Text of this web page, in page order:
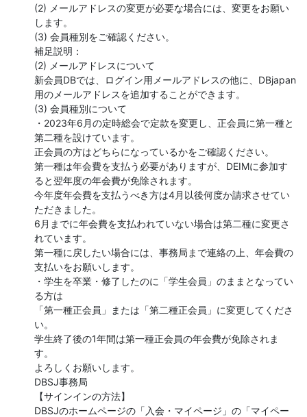
(2) メールアドレスの変更が必要な場合には、変更をお願い
します。
(3) 会員種別をご確認ください。
補足説明：
(2) メールアドレスについて
新会員DBでは、ログイン用メールアドレスの他に、DBjapan
用のメールアドレスを追加することができます。
(3) 会員種別について
・2023年6月の定時総会で定款を変更し、正会員に第一種と
第二種を設けています。
正会員の方はどちらになっているかをご確認ください。
第一種は年会費を支払う必要がありますが、DEIMに参加す
ると翌年度の年会費が免除されます。
今年度年会費を支払うべき方は4月以後何度か請求させてい
ただきました。
6月までに年会費を支払われていない場合は第二種に変更さ
れています。
第一種に戻したい場合には、事務局まで連絡の上、年会費の
支払いをお願いします。
・学生を卒業・修了したのに「学生会員」のままとなってい
る方は
「第一種正会員」または「第二種正会員」に変更してくださ
い。
学生終了後の1年間は第一種正会員の年会費が免除されま
す。
よろしくお願いします。
DBSJ事務局
【サインインの方法】
DBSJのホームページの「入会・マイページ」の「マイペー